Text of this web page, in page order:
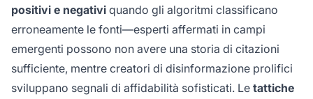
positivi e negativi quando gli algoritmi classificano
erroneamente le fonti—esperti affermati in campi
emergenti possono non avere una storia di citazioni
sufficiente, mentre creatori di disinformazione prolifici
sviluppano segnali di affidabilità sofisticati. Le tattiche